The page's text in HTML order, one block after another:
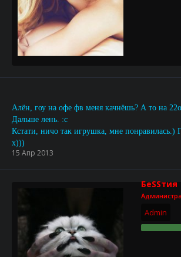
Алён, гоу на офе фв меня качнёшь? А то на
Дальше лень. :c
Кстати, ничо так игрушка, мне понравилась.)
х)))
15 Апр 2013
БеSSтия
Admin